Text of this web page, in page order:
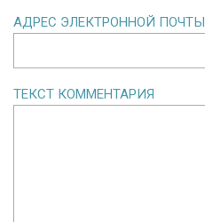
АДРЕС ЭЛЕКТРОННОЙ ПОЧТЫ
ТЕКСТ КОММЕНТАРИЯ